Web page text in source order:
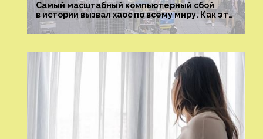
Самый масштабный компьютерный сбой
в истории вызвал хаос по всему миру. Как это
было?